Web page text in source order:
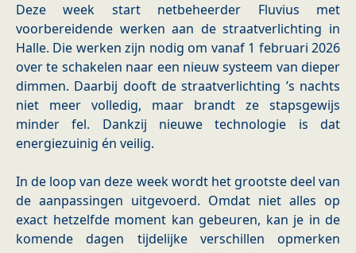
Deze week start netbeheerder Fluvius met
voorbereidende werken aan de straatverlichting in
Halle. Die werken zijn nodig om vanaf 1 februari 2026
over te schakelen naar een nieuw systeem van dieper
dimmen. Daarbij dooft de straatverlichting ’s nachts
niet meer volledig, maar brandt ze stapsgewijs
minder fel. Dankzij nieuwe technologie is dat
energiezuinig én veilig.
In de loop van deze week wordt het grootste deel van
de aanpassingen uitgevoerd. Omdat niet alles op
exact hetzelfde moment kan gebeuren, kan je in de
komende dagen tijdelijke verschillen opmerken